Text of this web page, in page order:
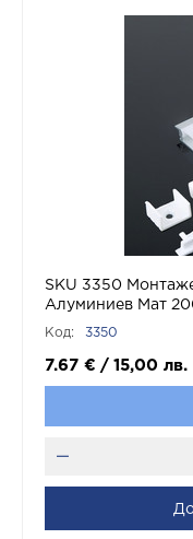
SKU 3350
Алуминиев Мат
Код: 3350
7.67 € / 15,00 лв.